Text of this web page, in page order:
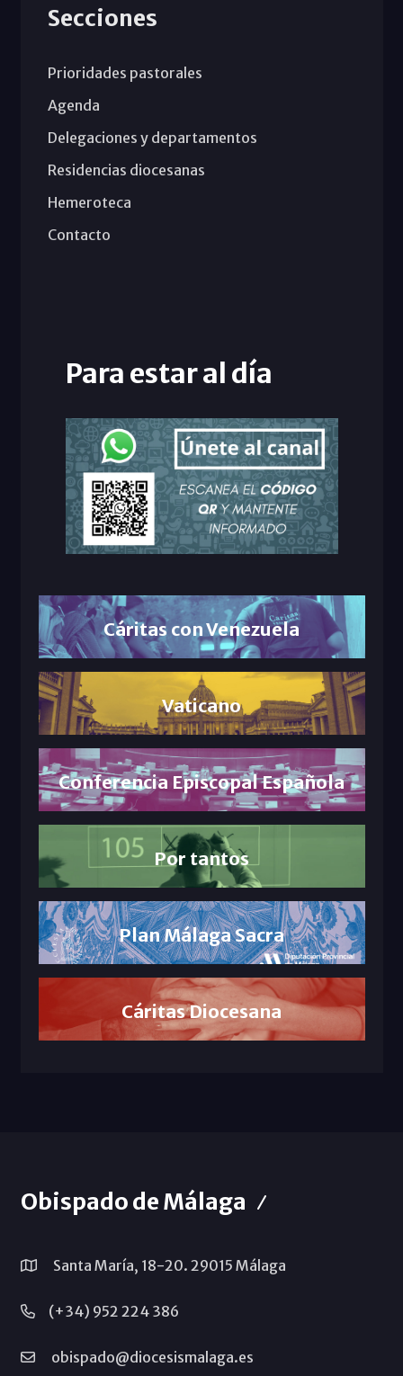
Secciones
Prioridades pastorales
Agenda
Delegaciones y departamentos
Residencias diocesanas
Hemeroteca
Contacto
Para estar al día
Cáritas con Venezuela
Vaticano
Conferencia Episcopal Española
Por tantos
Plan Málaga Sacra
Cáritas Diocesana
Obispado de Málaga
Santa María, 18-20. 29015 Málaga
(+34) 952 224 386
obispado@diocesismalaga.es